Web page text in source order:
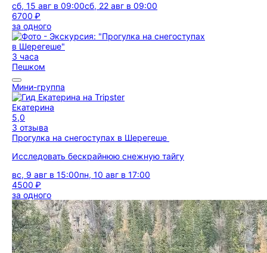
сб, 15 авг в 09:00сб, 22 авг в 09:00
6700 ₽
за одного
3 часа
Пешком
Мини-группа
Екатерина
5,0
3 отзыва
Прогулка на снегоступах в Шерегеше
Исследовать бескрайнюю снежную тайгу
вс, 9 авг в 15:00пн, 10 авг в 17:00
4500 ₽
за одного